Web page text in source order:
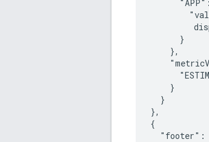
      }
    },
    }
  }
},
{
"footer":